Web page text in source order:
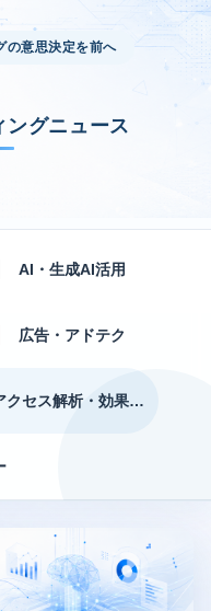
の意思決定を前へ
ングニュース
AI・生成AI活用
広告・アドテク
アクセス解析・効果測定